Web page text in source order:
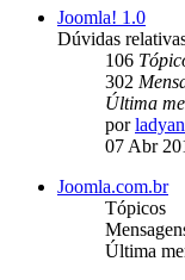
Joomla! 1.0
Dúvidas
106
302
Última
por
07 Abr
Joomla.com.br
Tópicos
Última